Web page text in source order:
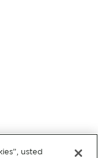
usted